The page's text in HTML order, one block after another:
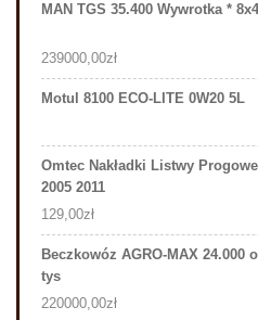
MAN TGS 35.400 Wywrotka *
239000,00zł
Motul 8100 ECO-LITE 0W20 5L
Omtec Nakładki Listwy
2005 2011
129,00zł
Beczkowóz AGRO-MAX 24.000
tys
220000,00zł